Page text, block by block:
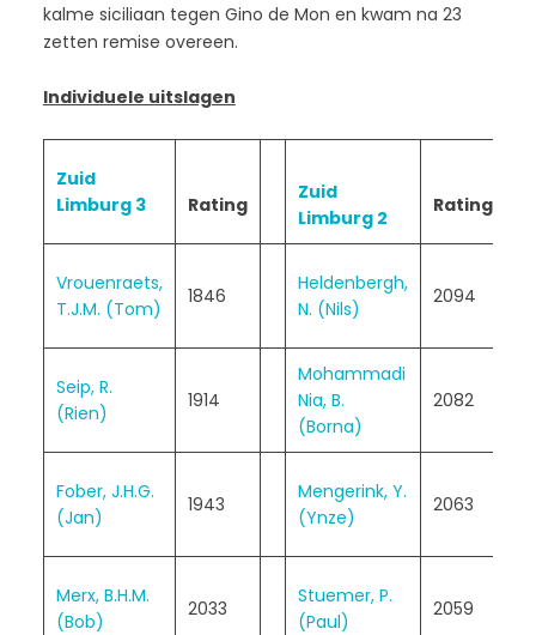
kalme siciliaan tegen Gino de Mon en kwam na 23
zetten remise overeen.
Individuele uitslagen
Zuid
Limburg 3
Rating
Zuid
Limburg 2
Rating
Vrouenraets,
T.J.M. (Tom)
1846
Heldenbergh,
N. (Nils)
2094
Seip, R.
(Rien)
1914
Mohammadi
Nia, B.
(Borna)
2082
Fober, J.H.G.
(Jan)
1943
Mengerink, Y.
(Ynze)
2063
Merx, B.H.M.
(Bob)
2033
Stuemer, P.
(Paul)
2059